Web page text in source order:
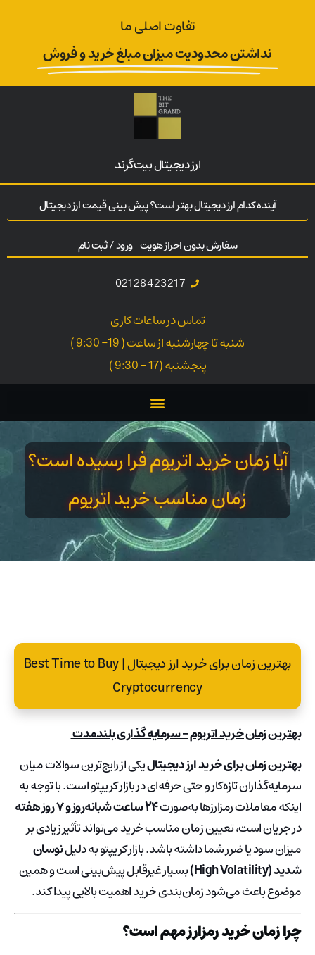
تفاوت اصلی ما
نداشتن محدودیت میزان مبلغ خرید و فروش
ارز‌ دیجیتال بیت‌گرند
آینده کدام ارز دیجیتال بهتر است؟ پیش بینی قیمت ارز دیجیتال
سفارش بدون احراز هویت ورود / ثبت نام
02128423217
تماس در ساعات کاری
شنبه تا چهارشنبه از ساعت ( 19- 9:30 )
پنجشنبه (17 - 9:30 )
آیا زمان خرید اتریوم فرا رسیده است؟
زمان مناسب خرید اتریوم
بهترین زمان برای خرید ارز دیجیتال | Best Time to Buy
Cryptocurrency
بهترین زمان خرید اتریوم – سرمایه گذاری بلندمدت
بهترین زمان برای خرید ارز دیجیتالیکی از رایج‌ترین سوالات میان
سرمایه‌گذاران تازه‌کار و حتی حرفه‌ای در بازار کریپتو است. با توجه به
اینکه معاملات رمزارزها به‌صورت۲۴ ساعت شبانه‌روز و ۷ روز هفته
در جریان است، تعیین زمان مناسب خرید می‌تواند تأثیر زیادی بر
میزان سود یا ضرر شما داشته باشد. بازار کریپتو به دلیلنوسان
شدید (High Volatility)
بسیار غیرقابل پیش‌بینی است و همین
موضوع باعث می‌شود زمان‌بندی خرید اهمیت بالایی پیدا کند.
چرا زمان خرید رمزارز مهم است؟